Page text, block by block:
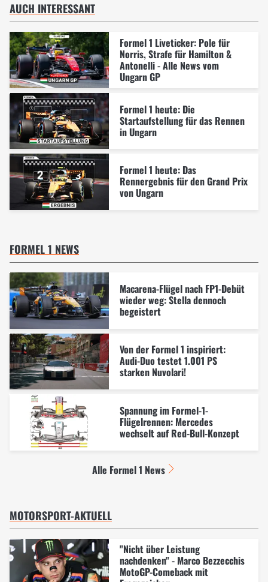
AUCH INTERESSANT
Formel 1 Liveticker: Pole für
Norris, Strafe für Hamilton &
Antonelli - Alle News vom
Ungarn GP
Formel 1 heute: Die
Startaufstellung für das Rennen
in Ungarn
Formel 1 heute: Das
Rennergebnis für den Grand Prix
von Ungarn
FORMEL 1 NEWS
Macarena-Flügel nach FP1-Debüt
wieder weg: Stella dennoch
begeistert
Von der Formel 1 inspiriert:
Audi-Duo testet 1.001 PS
starken Nuvolari!
Spannung im Formel-1-
Flügelrennen: Mercedes
wechselt auf Red-Bull-Konzept
Alle Formel 1 News
MOTORSPORT-AKTUELL
"Nicht über Leistung
nachdenken" - Marco Bezzecchis
MotoGP-Comeback mit